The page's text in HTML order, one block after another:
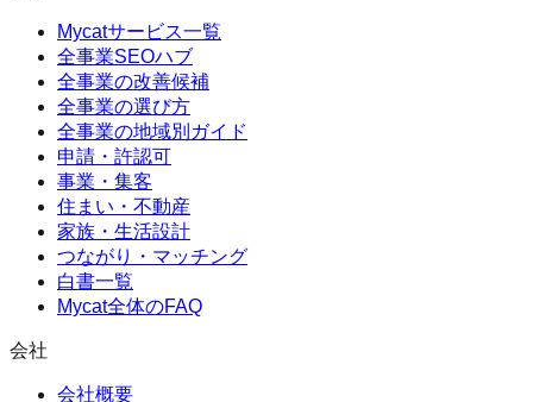
Mycatサービス一覧
全事業SEOハブ
全事業の改善候補
全事業の選び方
全事業の地域別ガイド
申請・許認可
事業・集客
住まい・不動産
家族・生活設計
つながり・マッチング
白書一覧
Mycat全体のFAQ
会社
会社概要